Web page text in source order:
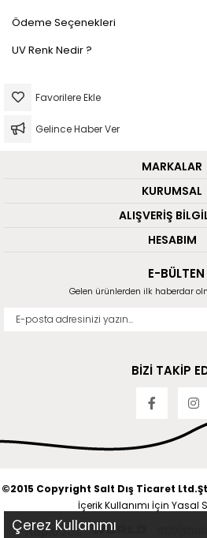
Ödeme Seçenekleri
UV Renk Nedir ?
Favorilere Ekle
Gelince Haber Ver
MARKALAR
KURUMSAL
ALIŞVERİŞ
HESABIM
E-BÜLTEN
Gelen ürünlerden ilk haberdar
BİZİ TAKİP
©2015 Copyright Salt Dış Ticaret
İçerik Kullanımı İçin Yasal
Çerez Kullanımı